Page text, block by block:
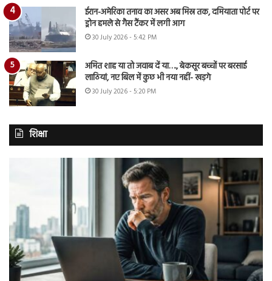
ईरान-अमेरिका तनाव का असर अब मिस्र तक, दमियाता पोर्ट पर
ड्रोन हमले से गैस टैंकर में लगी आग
30 July 2026 - 5:42 PM
अमित शाह या तो जवाब दें या…., बेकसूर बच्चों पर बरसाई
लाठियां, नए बिल में कुछ भी नया नहीं- खड़गे
30 July 2026 - 5:20 PM
शिक्षा